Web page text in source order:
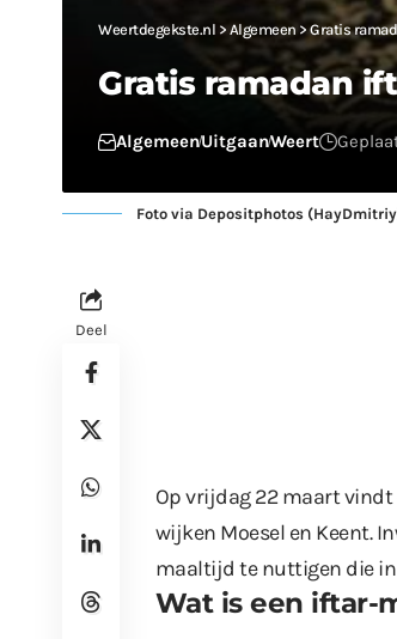
Weertdegekste.nl > Algemeen >Gratis
Gratis ramadan
AlgemeenUitgaanWeert
Foto via Depositphotos
Deel
Op vrijdag 22 maart
wijken Moesel en Keent.
maaltijd te nuttigen die
Wat is een iftar-